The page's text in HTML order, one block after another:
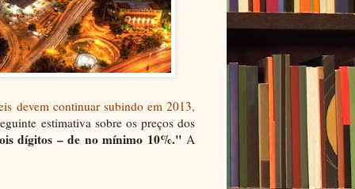
devem continuar subindo em 2013,
estimativa sobre os preços dos
dígitos – de no mínimo 10%." A